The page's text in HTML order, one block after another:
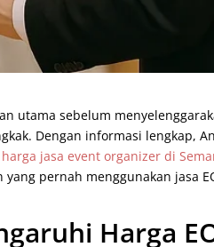
utama sebelum
Dengan informasi lengkap,
harga jasa event organizer di
pernah menggunakan jasa
Harga